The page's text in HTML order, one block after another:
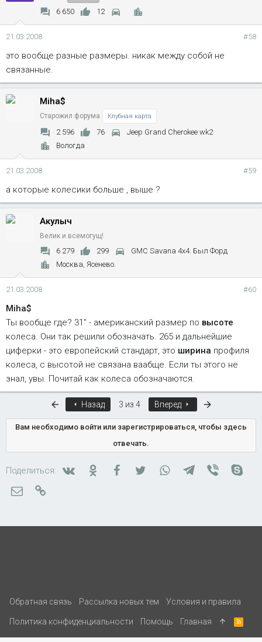
6 650 12
21.03.2008 #58
это вообще разные размеры. никак между собой не
связанные.
Miha$
Старожил форума Клубная карта
2 596 76
Jeep Grand Cherokee wk2
Вологда
21.03.2008 #59
а которые колесики больше , выше ?
Акулыч
Велик и всемогущ!
6 279 299
GMC Savana 4x4. Был Форд
Москва, Ясенево.
21.03.2008 #60
Miha$
Ты вообще где? 31" - американский размер по высоте
колеса. Они так решили обозначать. 265 и дальнейшие
циферки - это европейский стандарт, это ширина профиля
колеса, с высотой не связана ваабще. Если ты этого не
знал, увы. Почитай как колеса обозначаются.
ПервыйНазад 3 из 4 Вперед
Вам необходимо войти или зарегистрироваться, чтобы здесь
отвечать.
Поделиться: ВконтактеОдноклассники
FacebookTwitterWhatsAppTelegram
Viber
Электронная почта
Обратная связь Рассылка новых тем Условия и правила
Политика конфиденциальности Помощь Главная
R
S